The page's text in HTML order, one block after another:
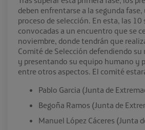
deben enfrentarse a la segunda
proceso de selección. En esta, las
convocadas a un encuentro que se
noviembre, donde tendrán que
Comité de Selección defendiendo
y presentando su equipo humano y
entre otros aspectos. El comité
Pablo Garcia (Junta de
Begoña Ramos (Junta de
Manuel López Cáceres (Junta